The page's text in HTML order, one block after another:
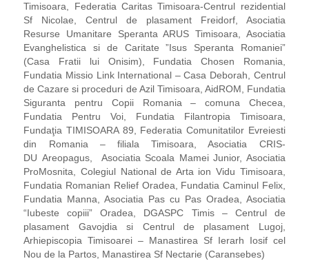
Timisoara, Federatia Caritas Timisoara-Centrul rezidential
Sf Nicolae, Centrul de plasament Freidorf, Asociatia
Resurse Umanitare Speranta ARUS Timisoara, Asociatia
Evanghelistica si de Caritate ”Isus Speranta Romaniei”
(Casa Fratii lui Onisim), Fundatia Chosen Romania,
Fundatia Missio Link International – Casa Deborah, Centrul
de Cazare si proceduri de Azil Timisoara, AidROM, Fundatia
Siguranta pentru Copii Romania – comuna Checea,
Fundatia Pentru Voi, Fundatia Filantropia Timisoara,
Fundaţia TIMISOARA 89, Federatia Comunitatilor Evreiesti
din Romania – filiala Timisoara, Asociatia CRIS-
DU Areopagus, Asociatia Scoala Mamei Junior, Asociatia
ProMosnita, Colegiul National de Arta ion Vidu Timisoara,
Fundatia Romanian Relief Oradea, Fundatia Caminul Felix,
Fundatia Manna, Asociatia Pas cu Pas Oradea, Asociatia
“Iubeste copiii” Oradea, DGASPC Timis – Centrul de
plasament Gavojdia si Centrul de plasament Lugoj,
Arhiepiscopia Timisoarei – Manastirea Sf Ierarh Iosif cel
Nou de la Partos, Manastirea Sf Nectarie (Caransebes)